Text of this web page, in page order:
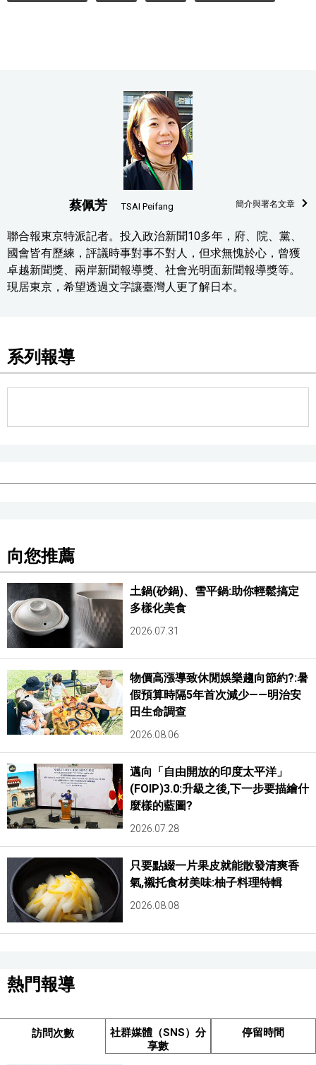
蔡佩芳 TSAI Peifang 簡介與署名文章
聯合報東京特派記者。投入政治新聞10多年，府、院、黨、
國會皆有歷練，評議時事對事不對人，但求無愧於心，曾獲
卓越新聞獎、兩岸新聞報導獎、社會光明面新聞報導獎等。
現居東京，希望透過文字讓臺灣人更了解日本。
系列報導
向您推薦
土鍋(砂鍋)、雪平鍋:助你輕鬆搞定
多樣化美食
2026.07.31
物價高漲導致休閒娛樂趨向節約?:暑
假預算時隔5年首次減少——明治安
田生命調查
2026.08.06
邁向「自由開放的印度太平洋」
(FOIP)3.0:升級之後,下一步要描繪什
麼樣的藍圖?
2026.07.28
只要點綴一片果皮就能散發清爽香
氣,襯托食材美味:柚子料理特輯
2026.08.08
熱門報導
訪問次數
社群媒體（SNS）分
享數
停留時間